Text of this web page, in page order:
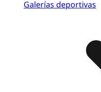
Galerías deportivas